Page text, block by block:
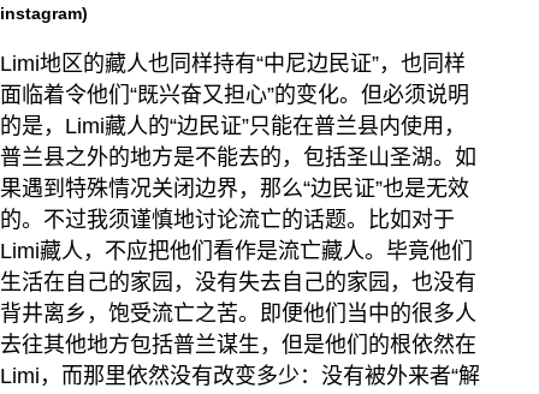
instagram)
Limi地区的藏人也同样持有“中尼边民证”，也同样
面临着令他们“既兴奋又担心”的变化。但必须说明
的是，Limi藏人的“边民证”只能在普兰县内使用，
普兰县之外的地方是不能去的，包括圣山圣湖。如
果遇到特殊情况关闭边界，那么“边民证”也是无效
的。不过我须谨慎地讨论流亡的话题。比如对于
Limi藏人，不应把他们看作是流亡藏人。毕竟他们
生活在自己的家园，没有失去自己的家园，也没有
背井离乡，饱受流亡之苦。即便他们当中的很多人
去往其他地方包括普兰谋生，但是他们的根依然在
Limi，而那里依然没有改变多少：没有被外来者“解